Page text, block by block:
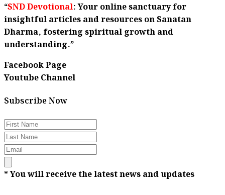
“SND Devotional: Your online sanctuary for
insightful articles and resources on Sanatan
Dharma, fostering spiritual growth and
understanding.”
Facebook Page
Youtube Channel
Subscribe Now
* You will receive the latest news and updates